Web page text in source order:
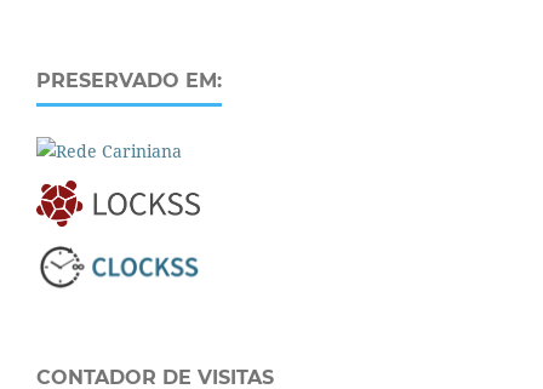
PRESERVADO EM:
CONTADOR DE VISITAS